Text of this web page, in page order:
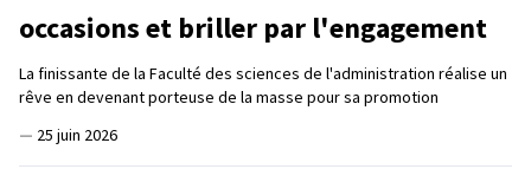
occasions et briller par l'engagement
La finissante de la Faculté des sciences de l'administration réalise un
rêve en devenant porteuse de la masse pour sa promotion
— 25 juin 2026